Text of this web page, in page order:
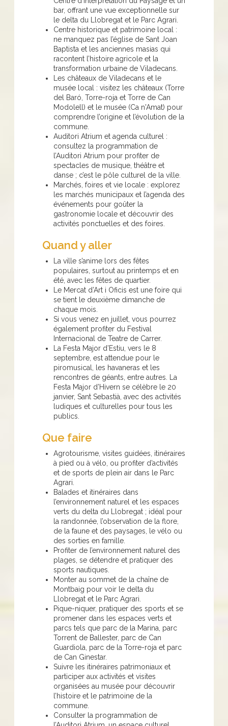
bar, offrant une vue exceptionnelle sur
le delta du Llobregat et le Parc Agrari.
Centre historique et patrimoine local :
ne manquez pas l’église de Sant Joan
Baptista et les anciennes masias qui
racontent l’histoire agricole et la
transformation urbaine de Viladecans.
Les châteaux de Viladecans et le
musée local : visitez les châteaux (Torre
del Baró, Torre-roja et Torre de Can
Modolell) et le musée (Ca n'Amat) pour
comprendre l’origine et l’évolution de la
commune.
Auditori Atrium et agenda culturel :
consultez la programmation de
l’Auditori Atrium pour profiter de
spectacles de musique, théâtre et
danse ; c’est le pôle culturel de la ville.
Marchés, foires et vie locale : explorez
les marchés municipaux et l’agenda des
événements pour goûter la
gastronomie locale et découvrir des
activités ponctuelles et des foires.
Quand y aller
La ville s’anime lors des fêtes
populaires, surtout au printemps et en
été, avec les fêtes de quartier.
Le Mercat d’Art i Oficis est une foire qui
se tient le deuxième dimanche de
chaque mois.
Si vous venez en juillet, vous pourrez
également profiter du Festival
Internacional de Teatre de Carrer.
La Festa Major d’Estiu, vers le 8
septembre, est attendue pour le
piromusical, les havaneras et les
rencontres de géants, entre autres. La
Festa Major d’Hivern se célèbre le 20
janvier, Sant Sebastià, avec des activités
ludiques et culturelles pour tous les
publics.
Que faire
Agrotourisme, visites guidées, itinéraires
à pied ou à vélo, ou profiter d’activités
et de sports de plein air dans le Parc
Agrari.
Balades et itinéraires dans
l’environnement naturel et les espaces
verts du delta du Llobregat ; idéal pour
la randonnée, l’observation de la flore,
de la faune et des paysages, le vélo ou
des sorties en famille.
Profiter de l’environnement naturel des
plages, se détendre et pratiquer des
sports nautiques.
Monter au sommet de la chaîne de
Montbaig pour voir le delta du
Llobregat et le Parc Agrari.
Pique-niquer, pratiquer des sports et se
promener dans les espaces verts et
parcs tels que parc de la Marina, parc
Torrent de Ballester, parc de Can
Guardiola, parc de la Torre-roja et parc
de Can Ginestar.
Suivre les itinéraires patrimoniaux et
participer aux activités et visites
organisées au musée pour découvrir
l’histoire et le patrimoine de la
commune.
Consulter la programmation de